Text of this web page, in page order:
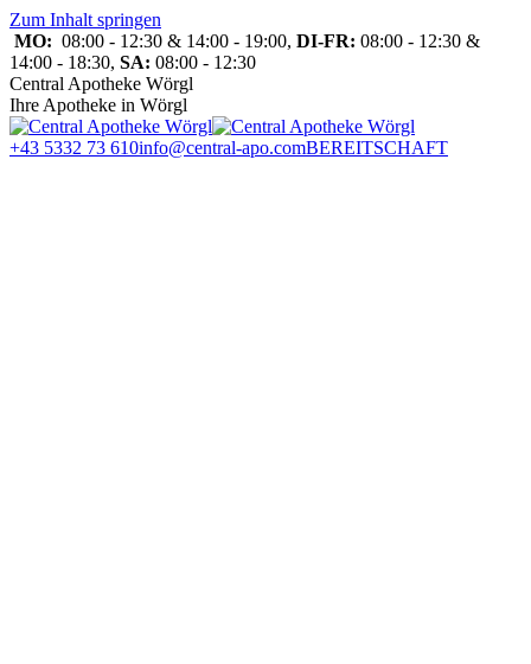
Zum Inhalt springen
MO: 08:00 - 12:30 & 14:00 - 19:00, DI-FR: 08:00 - 12:30 &
14:00 - 18:30, SA: 08:00 - 12:30
Central Apotheke Wörgl
Ihre Apotheke in Wörgl
+43 5332 73 610info@central-apo.comBEREITSCHAFT